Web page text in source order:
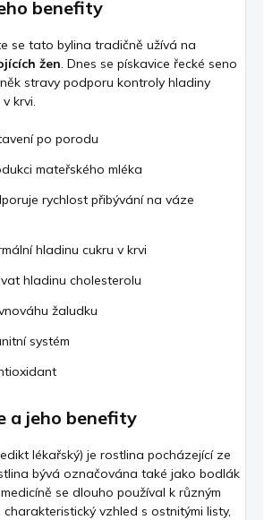
benefity
se tato bylina tradičně užívá na
žen. Dnes se pískavice řecké seno
stravy podporu kontroly hladiny
krvi.
po porodu
mateřského mléka
rychlost přibývání na váze
hladinu cukru v krvi
hladinu cholesterolu
žaludku
systém
a jeho benefity
lékařský) je rostlina pocházející ze
bývá označována také jako bodlák
se dlouho používal k různým
charakteristický vzhled s ostnitými listy,